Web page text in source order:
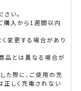
い。
購入から1週間以内
変更する場合があり
品とは異なる場合が
た際に、ご使用の充
正しく充電されない